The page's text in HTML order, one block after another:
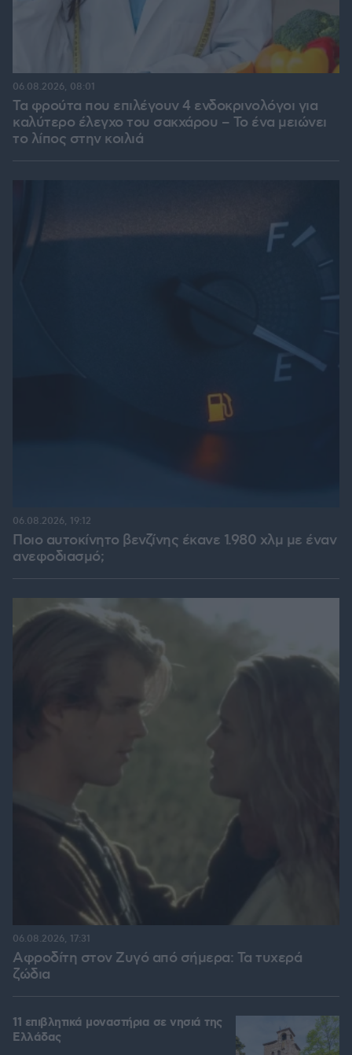
Τα φρούτα που επιλέγουν 4 ενδοκρινολόγοι για
καλύτερο έλεγχο του σακχάρου – Το ένα μειώνει
το λίπος στην κοιλιά
06.08.2026, 08:01
Ποιο αυτοκίνητο βενζίνης έκανε 1.980 χλμ με έναν
ανεφοδιασμό;
06.08.2026, 19:12
Αφροδίτη στον Ζυγό από σήμερα: Τα τυχερά
ζώδια
06.08.2026, 17:31
11 επιβλητικά μοναστήρια σε νησιά της
Ελλάδας